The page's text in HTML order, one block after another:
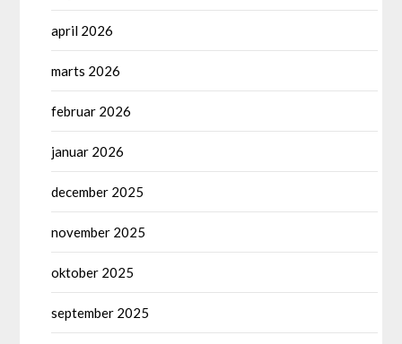
april 2026
marts 2026
februar 2026
januar 2026
december 2025
november 2025
oktober 2025
september 2025